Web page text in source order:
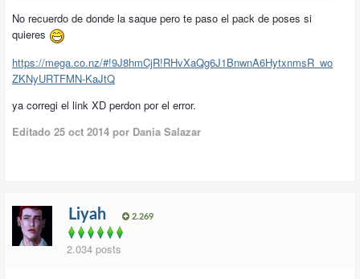
No recuerdo de donde la saque pero te paso el pack de poses si
quieres
https://mega.co.nz/#!9J8hmCjR!RHvXaQg6J1BnwnA6HytxnmsR_wo
ZKNyURTFMN-KaJtQ
ya corregi el link XD perdon por el error.
Editado 25 oct 2014 por Dania Salazar
Liyah 2.269
2.034 posts